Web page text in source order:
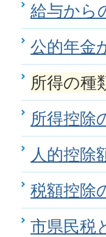
給与から
公的年金
所得の種
所得控除
人的控除
税額控除
市県民税